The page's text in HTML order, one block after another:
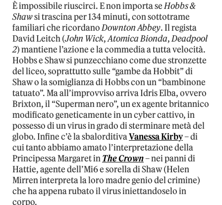
È impossibile riuscirci. E non importa seHobbs &
Shawsi trascina per 134 minuti, con sottotrame
familiari che ricordanoDownton Abbey. Il regista
David Leitch (John Wick,Atomica Bionda,Deadpool
2) mantiene l’azione e la commedia a tutta velocità.
Hobbs e Shaw si punzecchiano come due stronzette
del liceo, soprattutto sulle “gambe da Hobbit” di
Shaw o la somiglianza di Hobbs con un “bambinone
tatuato”. Ma all’improvviso arriva Idris Elba, ovvero
Brixton, il “Superman nero”, un ex agente britannico
modificato geneticamente in un cyber cattivo, in
possesso di un virus in grado di sterminare metà del
globo. Infine c’è la sbalorditivaVanessa Kirby– di
cui tanto abbiamo amato l’interpretazione della
Principessa Margaret inThe Crown– nei panni di
Hattie, agente dell’Mi6 e sorella di Shaw (Helen
Mirren interpreta la loro madre genio del crimine)
che ha appena rubato il virus iniettandoselo in
corpo.